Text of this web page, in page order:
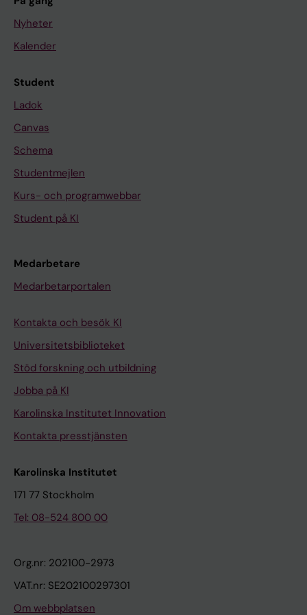
Nyheter
Kalender
Student
Ladok
Canvas
Schema
Studentmejlen
Kurs- och programwebbar
Student på KI
Medarbetare
Medarbetarportalen
Kontakta och besök KI
Universitetsbiblioteket
Stöd forskning och utbildning
Jobba på KI
Karolinska Institutet Innovation
Kontakta presstjänsten
Karolinska Institutet
171 77 Stockholm
Tel: 08-524 800 00
Org.nr: 202100-2973
VAT.nr: SE202100297301
Om webbplatsen